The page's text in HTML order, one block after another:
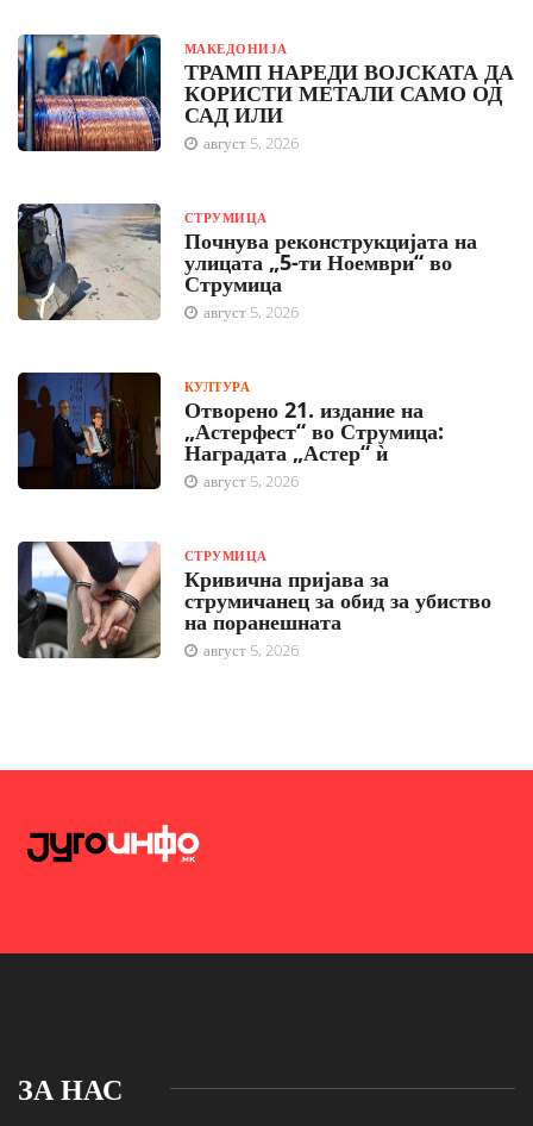
МАКЕДОНИЈА
ТРАМП НАРЕДИ ВОЈСКАТА ДА
КОРИСТИ МЕТАЛИ САМО ОД
САД ИЛИ
август 5, 2026
СТРУМИЦА
Почнува реконструкцијата на
улицата „5-ти Ноември“ во
Струмица
август 5, 2026
КУЛТУРА
Отворено 21. издание на
„Астерфест“ во Струмица:
Наградата „Астер“ ѝ
август 5, 2026
СТРУМИЦА
Кривична пријава за
струмичанец за обид за убиство
на поранешната
август 5, 2026
ЗА НАС